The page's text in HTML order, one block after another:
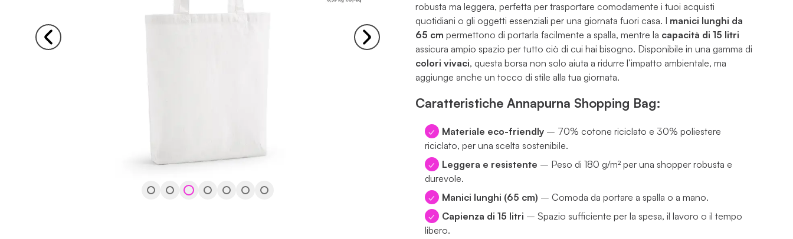
robusta ma leggera, perfetta per trasportare comodamente i tuoi acquisti
quotidiani o gli oggetti essenziali per una giornata fuori casa. I manici lunghi da
65 cm permettono di portarla facilmente a spalla, mentre la capacità di 15 litri
assicura ampio spazio per tutto ciò di cui hai bisogno. Disponibile in una gamma di
colori vivaci, questa borsa non solo aiuta a ridurre l’impatto ambientale, ma
aggiunge anche un tocco di stile alla tua giornata.
Caratteristiche Annapurna Shopping Bag:
Materiale eco-friendly – 70% cotone riciclato e 30% poliestere
riciclato, per una scelta sostenibile.
Leggera e resistente – Peso di 180 g/m² per una shopper robusta e
durevole.
Manici lunghi (65 cm) – Comoda da portare a spalla o a mano.
Capienza di 15 litri – Spazio sufficiente per la spesa, il lavoro o il tempo
libero.